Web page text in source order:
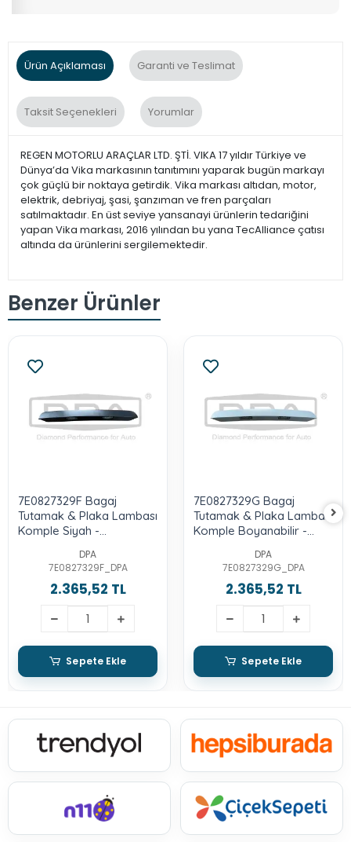
Ürün Açıklaması Garanti ve Teslimat
Taksit Seçenekleri Yorumlar
REGEN MOTORLU ARAÇLAR LTD. ŞTİ. VIKA 17 yıldır Türkiye ve
Dünya’da Vika markasının tanıtımını yaparak bugün markayı
çok güçlü bir noktaya getirdik. Vika markası altıdan, motor,
elektrik, debriyaj, şasi, şanzıman ve fren parçaları
satılmaktadır. En üst seviye yansanayi ürünlerin tedariğini
yapan Vika markası, 2016 yılından bu yana TecAlliance çatısı
altında da ürünlerini sergilemektedir.
Benzer Ürünler
7E0827329F Bagaj
Tutamak & Plaka Lambası
Komple Siyah -
DPA
7E0827329F_DPA
2.365,52 TL
Sepete Ekle
7E0827329G Bagaj
Tutamak & Plaka Lambası
Komple Boyanabilir -
DPA
7E0827329G_DPA
2.365,52 TL
Sepete Ekle